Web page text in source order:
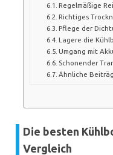
Regelmäßige
Richtiges
Pflege der
Lagere die
Umgang mit
Schonender
Ähnliche
Die besten
Vergleich